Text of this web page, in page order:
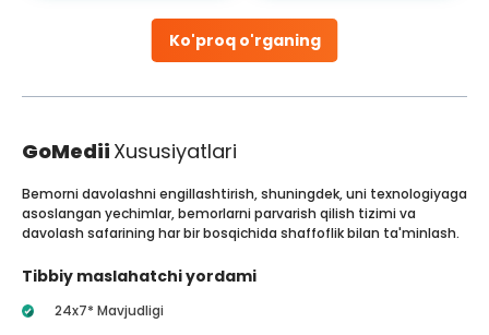
Ko'proq o'rganing
GoMedii Xususiyatlari
Bemorni davolashni engillashtirish, shuningdek, uni texnologiyaga
asoslangan yechimlar, bemorlarni parvarish qilish tizimi va
davolash safarining har bir bosqichida shaffoflik bilan ta'minlash.
Tibbiy maslahatchi yordami
24x7* Mavjudligi